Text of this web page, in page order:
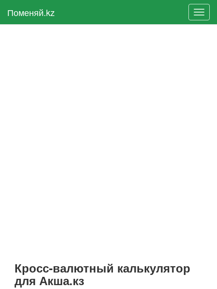
Поменяй.kz
Кросс-валютный калькулятор
для Акша.кз